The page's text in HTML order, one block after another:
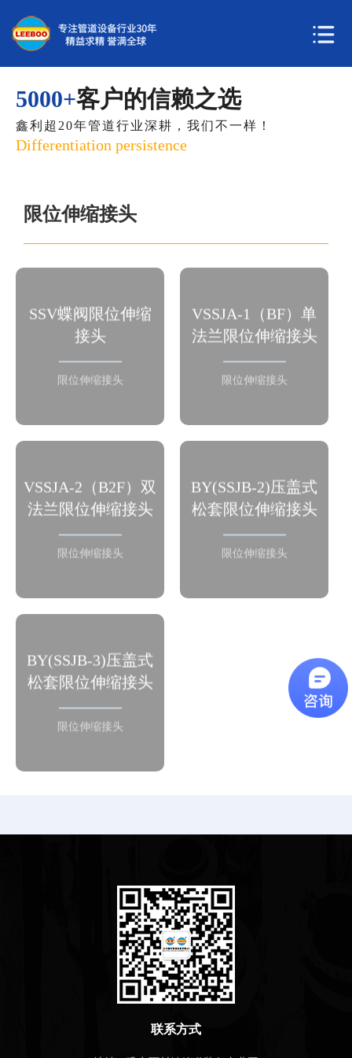
5000+客户的信赖之选
鑫利超20年管道行业深耕，我们不一样！
Differentiation persistence
限位伸缩接头
SSV蝶阀限位伸缩
接头
限位伸缩接头
SSV型蝶阀限位伸缩接头在
制作过程中该产品的金属材
质采用的是Q235碳钢材质
制成的，其密封圈材料采用
的是丁腈橡胶材质制成的。
VSSJA-1（BF）单
法兰限位伸缩接头
限位伸缩接头
BF(VSSJA-1)单法兰限位伸
缩接头是由松套伸缩接头和
一个限位短管组合而成。
VSSJA-2（B2F）双
法兰限位伸缩接头
限位伸缩接头
位伸缩接头是由本体、密封
圈、压盖、伸缩短管等主要
部件组成。在松套伸缩接头
原有性能的基础上增设限位
装置，在大伸缩量处用双螺
BY(SSJB-2)压盖式
松套限位伸缩接头
限位伸缩接头
缩接头功能介绍：，它是由
松套伸缩接头和法兰接头等
量位移导致补偿接头的泄漏
BY(SSJB-3)压盖式
松套限位伸缩接头
限位伸缩接头
缩接头功能介绍：它是由松
套伸缩接头和两个限位短管
量位移导致补偿接头的泄漏
联系方式